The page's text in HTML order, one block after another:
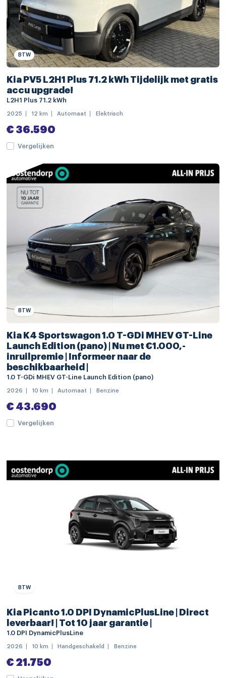
buitenspiegels in andere kleur
chroom delen exterieur
dakrails
dimlichten automatisch
elektrisch bedienbare achterklep
glans exterieur delen
LED achterlichten
LED koplampen
regensensor
Apple Carplay/Android Auto
navigatiesysteem full map
Bluetooth telefoonvoorbereiding
connected services
draadloze telefoonlader
radio
spraakbediening
volledig digitaal instrumentenpaneel groot
achterbank verwarmd
electronic climate controle
kunstlederen interieurdelen
achterbank in delen neerklapbaar
achteruitrijcamera
airco separaat achter
armsteun voor
elektrisch verstelbare voorstoel(en)
hemelbekleding donker
keyless entry/start
lederen stuurwiel
lendesteunen (verstelbaar)
BTW
Kia PV5 L2H1 Plus 71.2 kWh Tijdelijk met gratis
accu upgrade!
L2H1 Plus 71.2 kWh
2025 12 km Automaat Elektrisch
€ 36.590
Vergelijken
BTW
Kia K4 Sportswagon 1.0 T-GDi MHEV GT-Line
Launch Edition (pano) | Nu met €1.000,-
inruilpremie | Informeer naar de
beschikbaarheid |
1.0 T-GDi MHEV GT-Line Launch Edition (pano)
2026 10 km Automaat Benzine
€ 43.690
Vergelijken
BTW
Kia Picanto 1.0 DPI DynamicPlusLine | Direct
leverbaar! | Tot 10 jaar garantie |
1.0 DPI DynamicPlusLine
2026 10 km Handgeschakeld Benzine
€ 21.750